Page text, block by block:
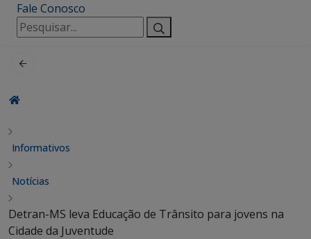
Fale Conosco
Pesquisar
por:
Informativos
Notícias
Detran-MS leva Educação de Trânsito para jovens na
Cidade da Juventude